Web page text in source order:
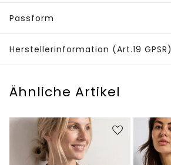
Passform
Herstellerinformation (Art.19 GPSR)
Ähnliche Artikel